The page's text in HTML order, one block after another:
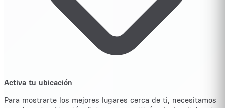
Activa tu ubicación
Para mostrarte los mejores lugares cerca de ti, necesitamos